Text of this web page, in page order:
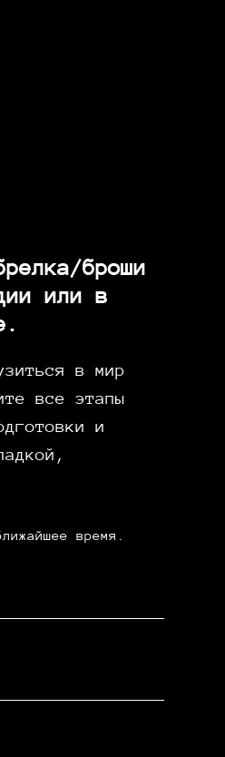
броши
или в
в мир
все этапы
и
время.